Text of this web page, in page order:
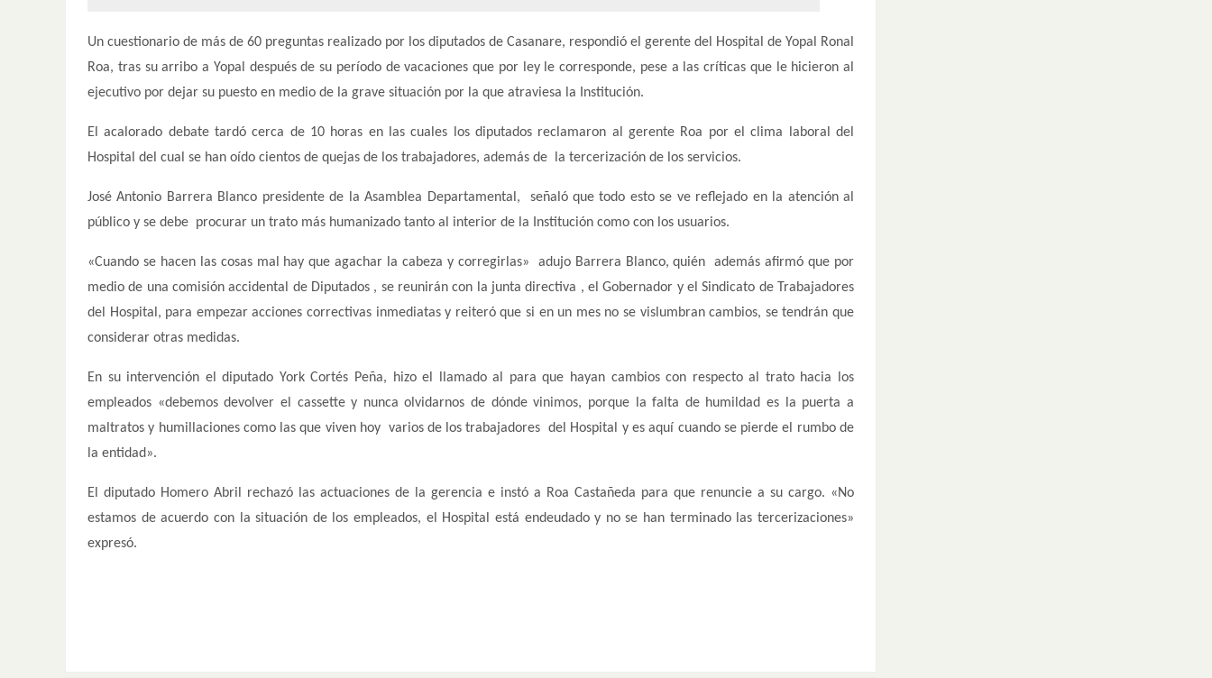
Un cuestionario de más de 60 preguntas realizado por los diputados de Casanare, respondió el gerente del Hospital de Yopal Ronal
Roa, tras su arribo a Yopal después de su período de vacaciones que por ley le corresponde, pese a las críticas que le hicieron al
ejecutivo por dejar su puesto en medio de la grave situación por la que atraviesa la Institución.
El acalorado debate tardó cerca de 10 horas en las cuales los diputados reclamaron al gerente Roa por el clima laboral del
Hospital del cual se han oído cientos de quejas de los trabajadores, además de la tercerización de los servicios.
José Antonio Barrera Blanco presidente de la Asamblea Departamental, señaló que todo esto se ve reflejado en la atención al
público y se debe procurar un trato más humanizado tanto al interior de la Institución como con los usuarios.
«Cuando se hacen las cosas mal hay que agachar la cabeza y corregirlas» adujo Barrera Blanco, quién además afirmó que por
medio de una comisión accidental de Diputados , se reunirán con la junta directiva , el Gobernador y el Sindicato de Trabajadores
del Hospital, para empezar acciones correctivas inmediatas y reiteró que si en un mes no se vislumbran cambios, se tendrán que
considerar otras medidas.
En su intervención el diputado York Cortés Peña, hizo el llamado al para que hayan cambios con respecto al trato hacia los
empleados «debemos devolver el cassette y nunca olvidarnos de dónde vinimos, porque la falta de humildad es la puerta a
maltratos y humillaciones como las que viven hoy varios de los trabajadores del Hospital y es aquí cuando se pierde el rumbo de
la entidad».
El diputado Homero Abril rechazó las actuaciones de la gerencia e instó a Roa Castañeda para que renuncie a su cargo. «No
estamos de acuerdo con la situación de los empleados, el Hospital está endeudado y no se han terminado las tercerizaciones»
expresó.